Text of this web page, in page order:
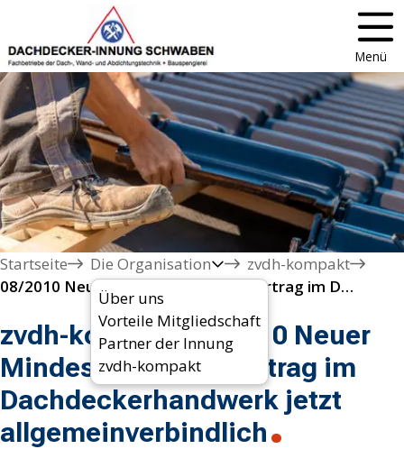
Menü
Startseite
Die Organisation
Über uns
Vorteile Mitgliedschaft
Partner der Innung
zvdh-kompakt
zvdh-kompakt
08/2010 Neuer Mindestlohn-Tarifvertrag im Dachdeckerhandwerk jetzt allgemeinverbindlich
zvdh-kompakt 08/2010 Neuer
Mindestlohn-Tarifvertrag im
Dachdeckerhandwerk jetzt
allgemeinverbindlich